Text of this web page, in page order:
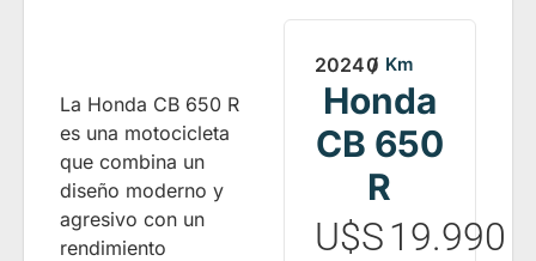
La Honda CB 650 R
es una motocicleta
que combina un
diseño moderno y
agresivo con un
rendimiento
2024 /
0 Km
Honda
CB 650
R
U$S19.990